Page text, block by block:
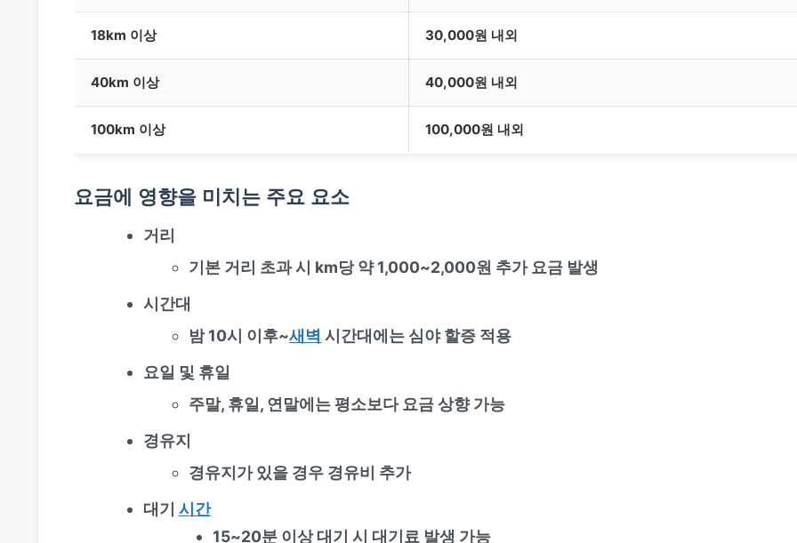
18km 이상 30,000원 내외
40km 이상 40,000원 내외
100km 이상 100,000원 내외
요금에 영향을 미치는 주요 요소
거리
기본 거리 초과 시 km당 약 1,000~2,000원 추가 요금 발생
시간대
밤 10시 이후~새벽 시간대에는 심야 할증 적용
요일 및 휴일
주말, 휴일, 연말에는 평소보다 요금 상향 가능
경유지
경유지가 있을 경우 경유비 추가
대기 시간
15~20분 이상 대기 시 대기료 발생 가능